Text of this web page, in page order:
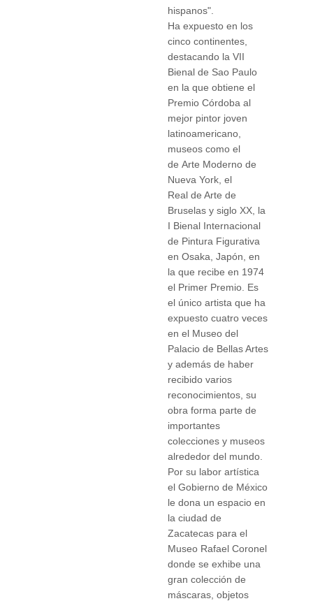
hispanos".
Ha expuesto en los
cinco continentes,
destacando la VII
Bienal de Sao Paulo
en la que obtiene el
Premio Córdoba al
mejor pintor joven
latinoamericano,
museos como el
de Arte Moderno de
Nueva York, el
Real de Arte de
Bruselas y siglo XX, la
I Bienal Internacional
de Pintura Figurativa
en Osaka, Japón, en
la que recibe en 1974
el Primer Premio. Es
el único artista que ha
expuesto cuatro veces
en el Museo del
Palacio de Bellas Artes
y además de haber
recibido varios
reconocimientos, su
obra forma parte de
importantes
colecciones y museos
alrededor del mundo.
Por su labor artística
el Gobierno de México
le dona un espacio en
la ciudad de
Zacatecas para el
Museo Rafael Coronel
donde se exhibe una
gran colección de
máscaras, objetos